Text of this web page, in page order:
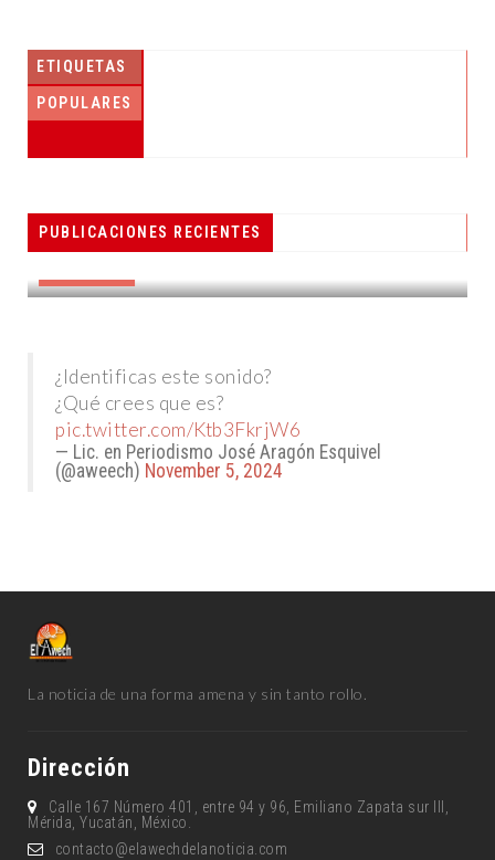
ETIQUETAS
POPULARES
PUBLICACIONES RECIENTES
PESCADORES RECIBEN EQUIPO DE
RADIOCOMUNICACIÓN
¿Identificas este sonido?
¿Qué crees que es?
pic.twitter.com/Ktb3FkrjW6
— Lic. en Periodismo José Aragón Esquivel
(@aweech) November 5, 2024
La noticia de una forma amena y sin tanto rollo.
Dirección
Calle 167 Número 401, entre 94 y 96, Emiliano Zapata sur lll,
Mérida, Yucatán, México.
contacto@elawechdelanoticia.com